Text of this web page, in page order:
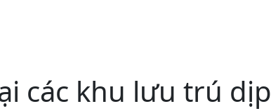
các khu lưu trú dịp